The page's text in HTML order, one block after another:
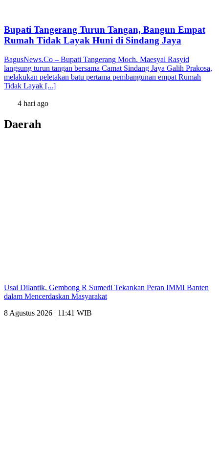
Bupati Tangerang Turun Tangan, Bangun Empat
Rumah Tidak Layak Huni di Sindang Jaya
BagusNews.Co – Bupati Tangerang Moch. Maesyal Rasyid
langsung turun tangan bersama Camat Sindang Jaya Galih Prakosa,
melakukan peletakan batu pertama pembangunan empat Rumah
Tidak Layak [...]
4 hari ago
Daerah
Usai Dilantik, Gembong R Sumedi Tekankan Peran IMMI Banten
dalam Mencerdaskan Masyarakat
8 Agustus 2026 | 11:41 WIB